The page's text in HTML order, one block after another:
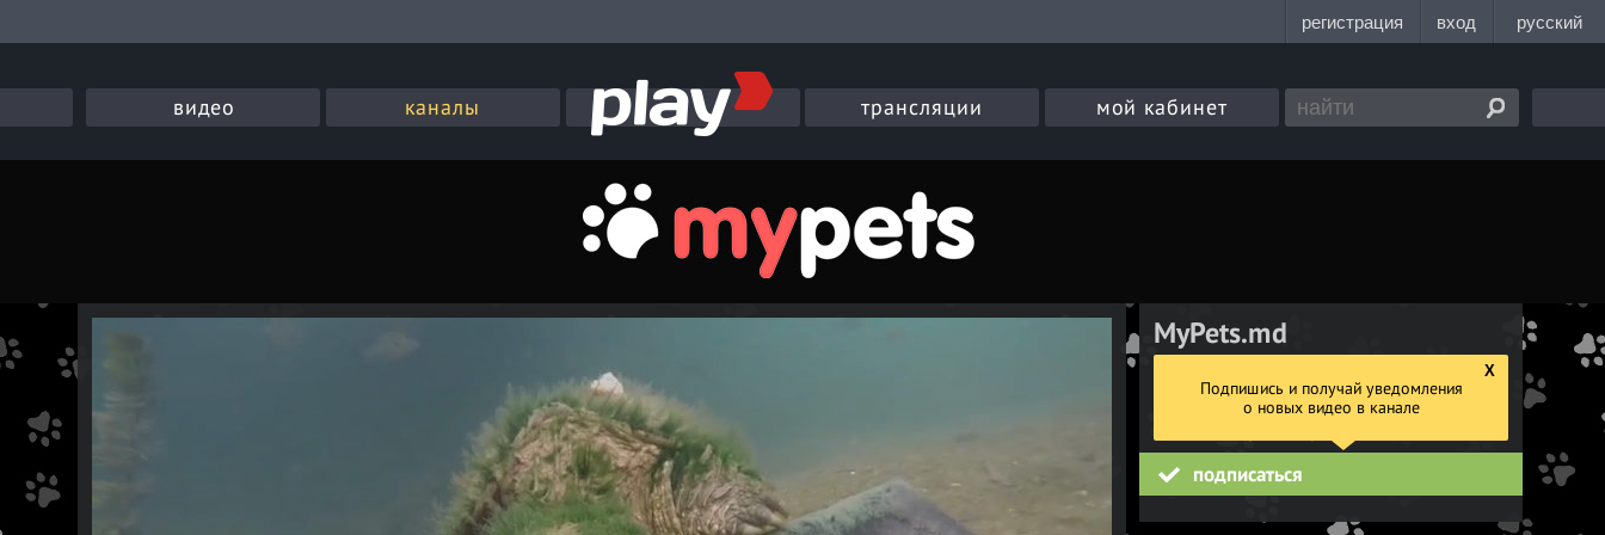
видео каналы трансляции мой кабинет
MyPets.md
Первый в Молдове интернет-портал о питомцах:
https://mypets.md/
Подпишись и получай уведомления
о новых видео в канале
X
подписаться